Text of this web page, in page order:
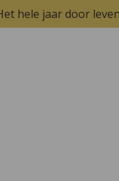
hele jaar door